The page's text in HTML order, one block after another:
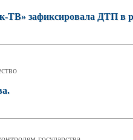
ТВ» зафиксировала ДТП в